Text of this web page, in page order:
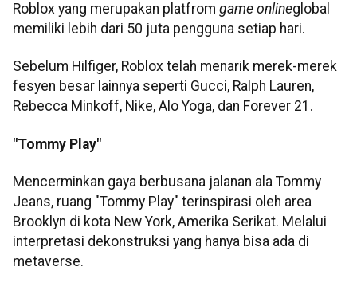
Roblox yang merupakan platfrom game onlineglobal
memiliki lebih dari 50 juta pengguna setiap hari.
Sebelum Hilfiger, Roblox telah menarik merek-merek
fesyen besar lainnya seperti Gucci, Ralph Lauren,
Rebecca Minkoff, Nike, Alo Yoga, dan Forever 21.
"Tommy Play"
Mencerminkan gaya berbusana jalanan ala Tommy
Jeans, ruang "Tommy Play" terinspirasi oleh area
Brooklyn di kota New York, Amerika Serikat. Melalui
interpretasi dekonstruksi yang hanya bisa ada di
metaverse.